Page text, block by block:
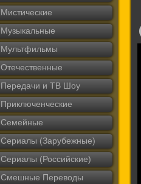
Мистические
Музыкальные
Мультфильмы
Отечественные
Передачи и ТВ Шоу
Приключенческие
Семейные
Сериалы (Зарубежные)
Сериалы (Российские)
Смешные Переводы